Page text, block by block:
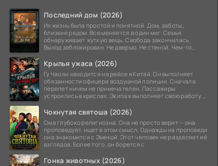
Последний дом (2026)
Их жизнь была простой и понятной. Дом, заботы,
близкие рядом. Все меняется в один миг. Семья
обнаруживает жуткую вещь. Свобода закончилась.
Выход заблокирован. Не дверью. Не стеной. Чем-то
Крылья ужаса (2026)
Гу Чаоян находится на рейсе в Китай. Он выполняет
обязанности офицера воздушной полиции. Сначала
перелет ничем не примечателен. Пассажиры
устроились в креслах. Экипаж выполняет свою работу.
Чокнутая святоша (2026)
Ома глубоко религиозна. Она не просто верит — она
проповедует, ищет в этом смысл. Однажды на проповеди
она знакомится с Эмекой. Этот человек не разделяет её
взглядов. Более того, он борется с
Гонка животных (2026)